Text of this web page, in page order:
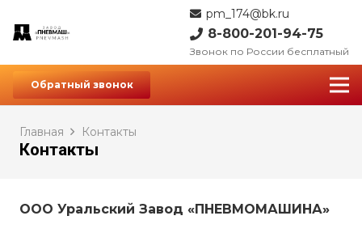
pm_174@bk.ru
8-800-201-94-75
Звонок по России бесплатный
Обратный звонок
Главная Контакты
Контакты
ООО Уральский Завод «ПНЕВМОМАШИНА»